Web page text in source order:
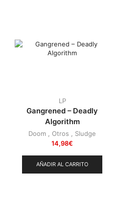
LP
Gangrened – Deadly
Algorithm
Doom , Otros , Sludge
14,98€
AÑADIR AL CARRITO